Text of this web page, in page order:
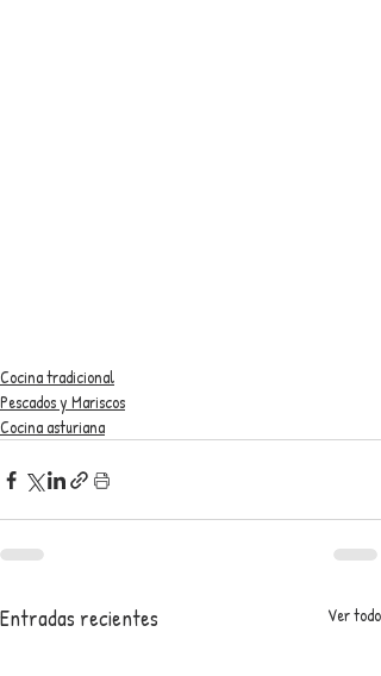
Cocina tradicional
Pescados y Mariscos
Cocina asturiana
Entradas recientes Ver todo